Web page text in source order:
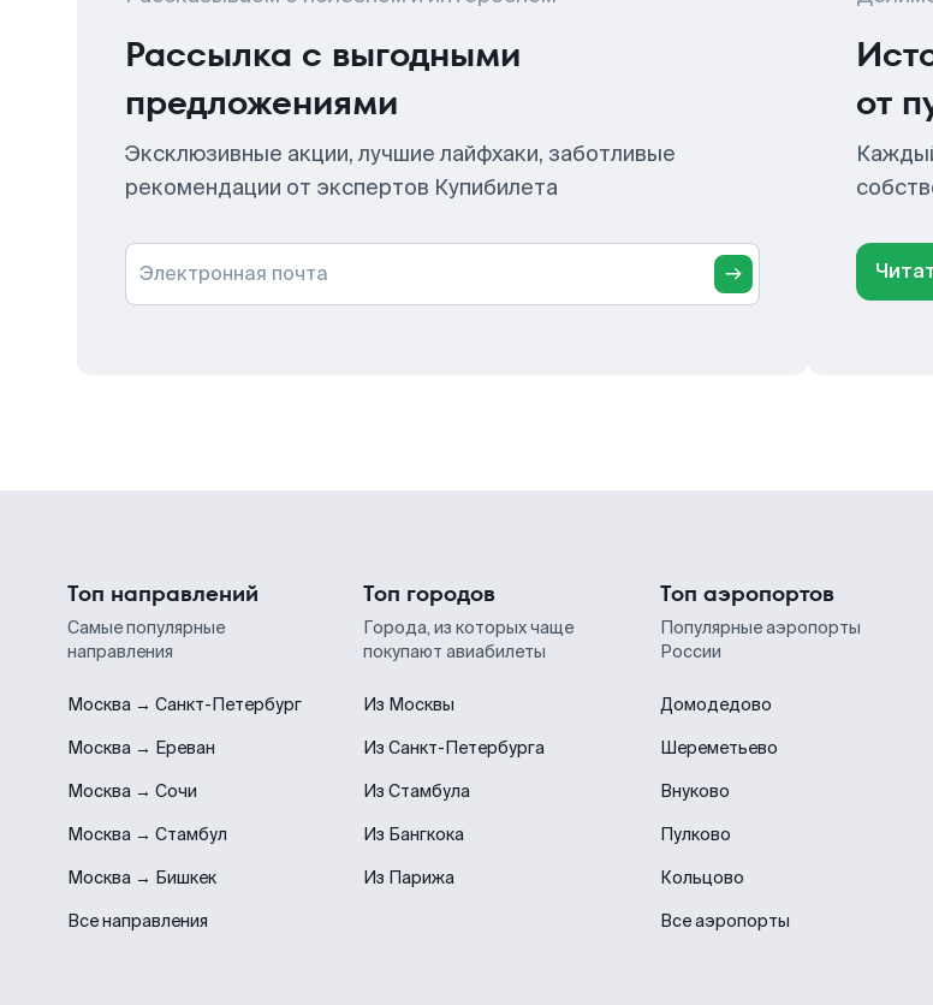
Рассылка с выгодными
предложениями
Эксклюзивные акции, лучшие лайфхаки, заботливые
рекомендации от экспертов Купибилета
Электронная почта
от
Топ направлений
Самые популярные
направления
Москва → Санкт-Петербург
Москва → Ереван
Москва → Сочи
Москва → Стамбул
Москва → Бишкек
Все направления
Топ городов
Города, из которых чаще
покупают авиабилеты
Из Москвы
Из Санкт-Петербурга
Из Стамбула
Из Бангкока
Из Парижа
Топ аэропортов
Популярные аэропорты
России
Домодедово
Шереметьево
Внуково
Пулково
Кольцово
Все аэропорты